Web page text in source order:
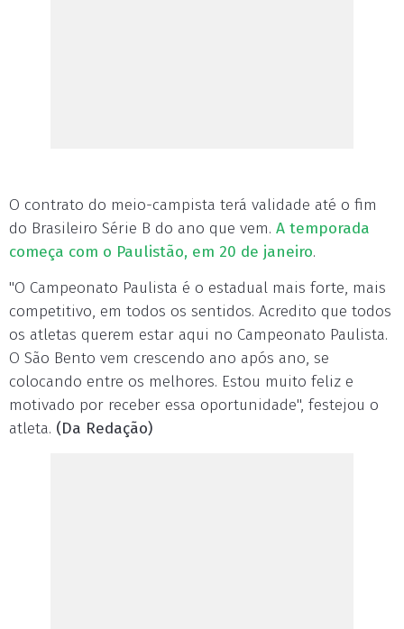
O contrato do meio-campista terá validade até o fim
do Brasileiro Série B do ano que vem. A temporada
começa com o Paulistão, em 20 de janeiro.
"O Campeonato Paulista é o estadual mais forte, mais
competitivo, em todos os sentidos. Acredito que todos
os atletas querem estar aqui no Campeonato Paulista.
O São Bento vem crescendo ano após ano, se
colocando entre os melhores. Estou muito feliz e
motivado por receber essa oportunidade", festejou o
atleta. (Da Redação)